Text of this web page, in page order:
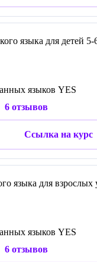
языка для детей 5-
языков YES
6 отзывов
Ссылка на курс
языка для взрослых
языков YES
6 отзывов